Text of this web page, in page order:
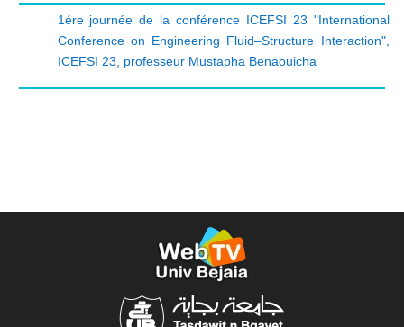
1ére journée de la conférence ICEFSI 23 "International
Conference on Engineering Fluid–Structure Interaction",
ICEFSI 23
professeur Mustapha Benaouicha